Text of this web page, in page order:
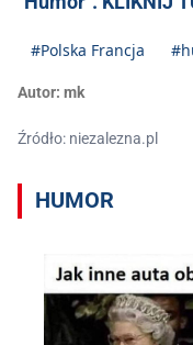
#Polska Francja
Autor: mk
Źródło: niezalezna.pl
HUMOR